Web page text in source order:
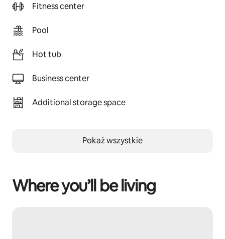
Fitness center
Pool
Hot tub
Business center
Additional storage space
Pokaż wszystkie
Where you’ll be living